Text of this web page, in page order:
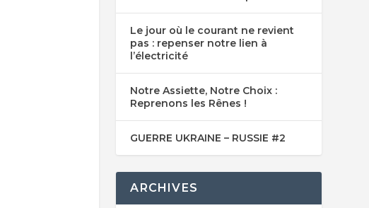
Le jour où le courant ne revient
pas : repenser notre lien à
l’électricité
Notre Assiette, Notre Choix :
Reprenons les Rênes !
GUERRE UKRAINE – RUSSIE #2
ARCHIVES